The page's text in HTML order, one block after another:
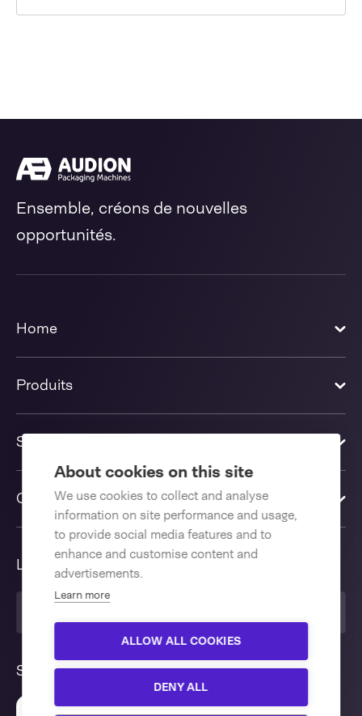
About cookies on this site
We use cookies to collect and analyse
information on site performance and usage,
to provide social media features and to
enhance and customise content and
advertisements.
Learn more
ALLOW ALL COOKIES
DENY ALL
Ensemble, créons de nouvelles
opportunités.
Home
Produits
Solutions
Contactez-nous
Langue
Suivez nous